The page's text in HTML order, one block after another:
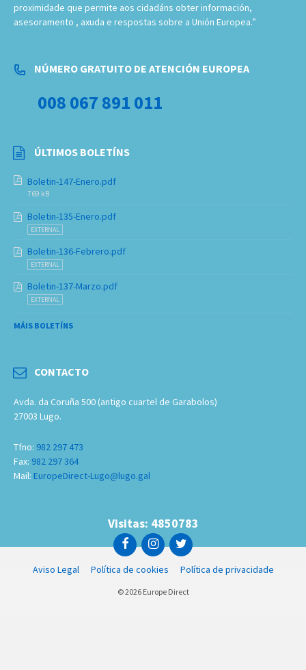
proximidade que permite aos cidadáns obter información,
asesoramento , axuda e respostas sobre a Unión Europea.”
NÚMERO GRATUITO DE ATENCIÓN EUROPEA
008 067 891 011
ÚLTIMOS BOLETÍNS
Boletin-147-Enero.pdf
769 kB
Boletin-135-Enero.pdf
EXTERNAL
Boletin-136-Febrero.pdf
EXTERNAL
Boletin-137-Marzo.pdf
EXTERNAL
MÁIS BOLETÍNS
CONTACTO
Avda. da Coruña 500 (antigo cuartel de Garabolos)
27003 Lugo.
Tfno: 982 297 473
Fax: 982 297 364
Mail: EuropeDirect-Lugo@lugo.gal
Visitas: 4850783
Aviso Legal Política de cookies Política de privacidade
© 2026 Europe Direct